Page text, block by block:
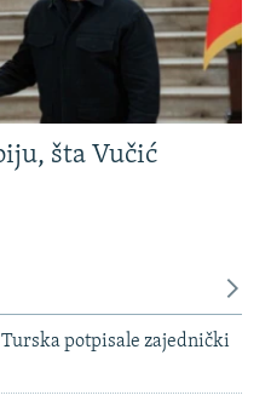
šta Vučić
potpisale zajednički